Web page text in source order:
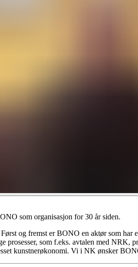
som organisasjon for 30 år siden.
og fremst er BONO en aktør som har
som f.eks. avtalen med
kunstnerøkonomi. Vi i NK ønsker